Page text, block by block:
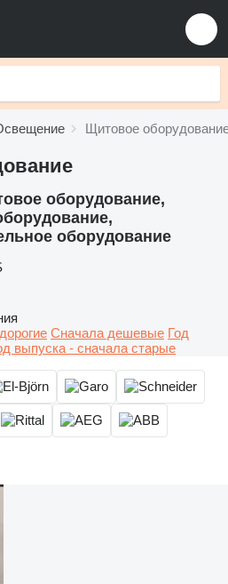
Щитовое
оборудование,
оборудование
Сначала дешевые Год
выпуска - сначала старые